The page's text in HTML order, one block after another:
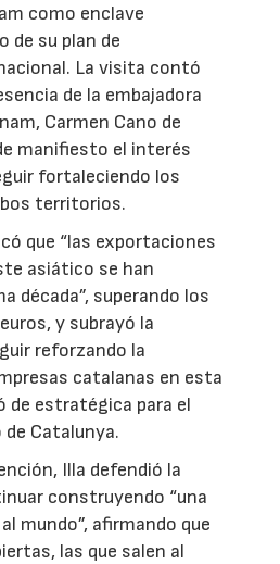
como enclave
de su plan de
La visita contó
de la embajadora
Carmen Cano de
manifiesto el interés
fortaleciendo los
territorios.
que “las exportaciones
asiático se han
década”, superando los
y subrayó la
reforzando la
catalanas en esta
de estratégica para el
Catalunya.
Illa defendió la
construyendo “una
mundo”, afirmando que
las que salen al